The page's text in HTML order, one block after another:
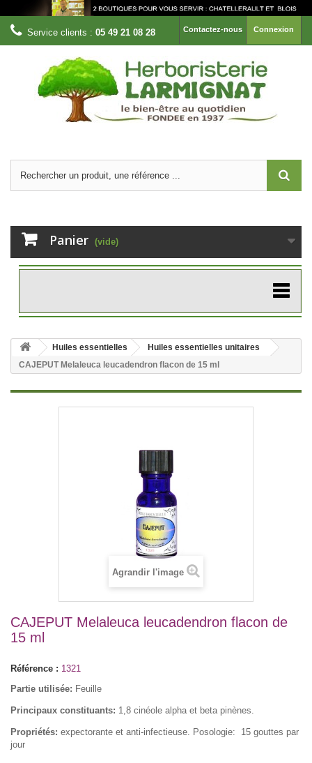
Connexion
Contactez-nous
Service clients : 05 49 21 08 28
Panier (vide)
Huiles essentielles
Huiles essentielles unitaires
CAJEPUT Melaleuca leucadendron flacon de 15 ml
Agrandir l'image
CAJEPUT Melaleuca leucadendron flacon de
15 ml
Référence : 1321
Partie utilisée: Feuille
Principaux constituants: 1,8 cinéole alpha et beta pinènes.
Propriétés: expectorante et anti-infectieuse. Posologie: 15 gouttes par
jour